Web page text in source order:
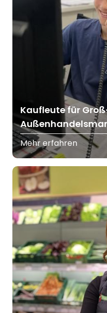
Kaufleute für
Mehr erfahren